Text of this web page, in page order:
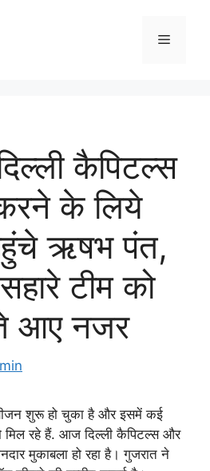
Menu
कैपिटल्स
के लिये
ऋषभ पंत,
टीम को
आए नजर
शुरू हो चुका है और इसमें कई
रहे हैं. आज दिल्ली कैपिटल्स और
मुकाबला हो रहा है। गुजरात ने